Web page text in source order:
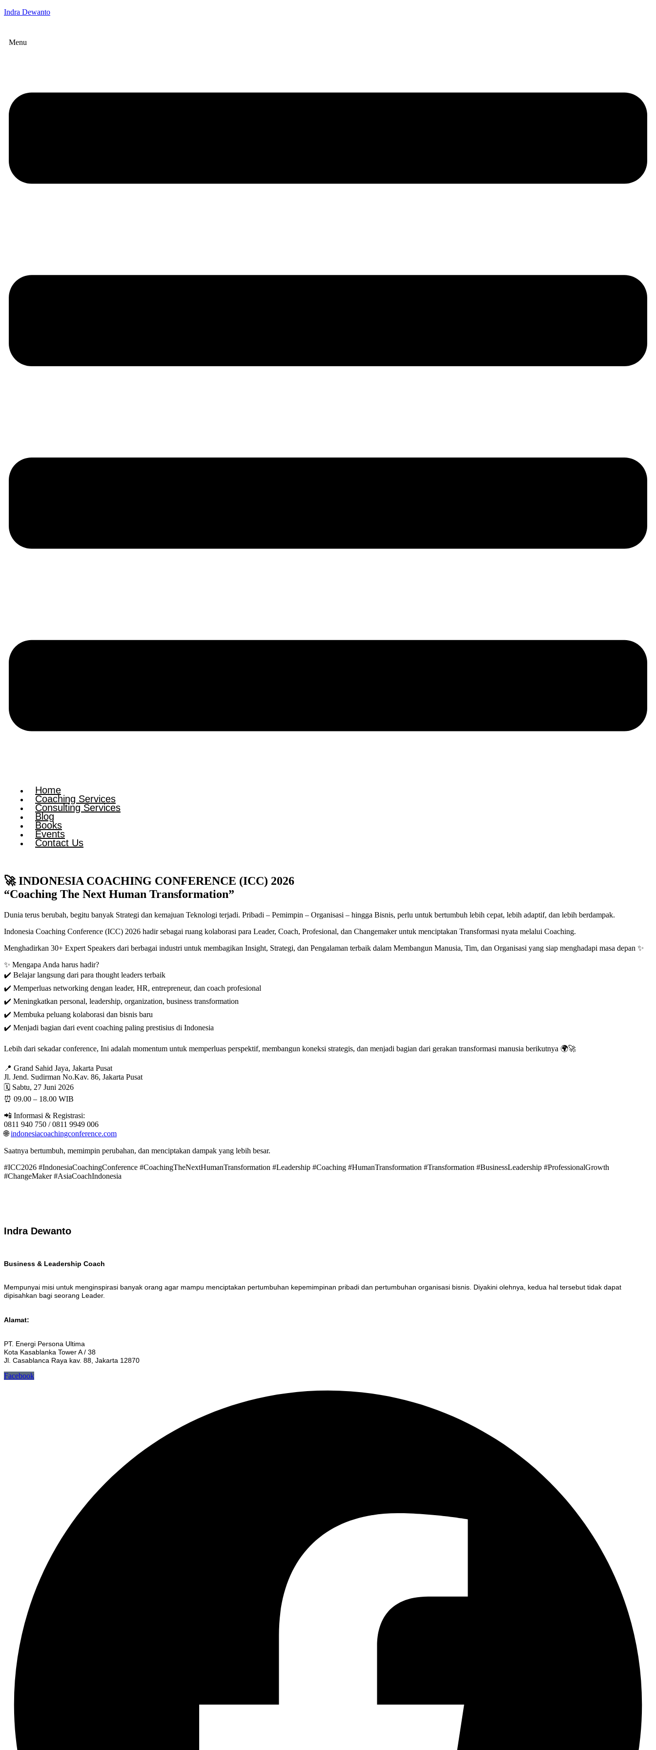
Indra Dewanto
Menu
Home
Coaching Services
Consulting Services
Blog
Books
Events
Contact Us
🚀 INDONESIA COACHING CONFERENCE (ICC) 2026
“Coaching The Next Human Transformation”
Dunia terus berubah, begitu banyak Strategi dan kemajuan Teknologi terjadi. Pribadi – Pemimpin – Organisasi – hingga Bisnis, perlu untuk bertumbuh lebih cepat, lebih adaptif, dan lebih berdampak.
Indonesia Coaching Conference (ICC) 2026 hadir sebagai ruang kolaborasi para Leader, Coach, Profesional, dan Changemaker untuk menciptakan Transformasi nyata melalui Coaching.
Menghadirkan 30+ Expert Speakers dari berbagai industri untuk membagikan Insight, Strategi, dan Pengalaman terbaik dalam Membangun Manusia, Tim, dan Organisasi yang siap menghadapi masa depan ✨
✨ Mengapa Anda harus hadir?
✔️ Belajar langsung dari para thought leaders terbaik
✔️ Memperluas networking dengan leader, HR, entrepreneur, dan coach profesional
✔️ Meningkatkan personal, leadership, organization, business transformation
✔️ Membuka peluang kolaborasi dan bisnis baru
✔️ Menjadi bagian dari event coaching paling prestisius di Indonesia
Lebih dari sekadar conference, Ini adalah momentum untuk memperluas perspektif, membangun koneksi strategis, dan menjadi bagian dari gerakan transformasi manusia berikutnya 🌍🚀
📍 Grand Sahid Jaya, Jakarta Pusat
Jl. Jend. Sudirman No.Kav. 86, Jakarta Pusat
🗓️ Sabtu, 27 Juni 2026
⏰ 09.00 – 18.00 WIB
📲 Informasi & Registrasi:
0811 940 750 / 0811 9949 006
🌐indonesiacoachingconference.com
Saatnya bertumbuh, memimpin perubahan, dan menciptakan dampak yang lebih besar.
#ICC2026 #IndonesiaCoachingConference #CoachingTheNextHumanTransformation #Leadership #Coaching #HumanTransformation #Transformation #BusinessLeadership #ProfessionalGrowth
#ChangeMaker #AsiaCoachIndonesia
Indra Dewanto
Business & Leadership Coach
Mempunyai misi untuk menginspirasi banyak orang agar mampu menciptakan pertumbuhan kepemimpinan pribadi dan pertumbuhan organisasi bisnis. Diyakini olehnya, kedua hal tersebut tidak dapat
dipisahkan bagi seorang Leader.
Alamat:
PT. Energi Persona Ultima
Kota Kasablanka Tower A / 38
Jl. Casablanca Raya kav. 88, Jakarta 12870
Facebook